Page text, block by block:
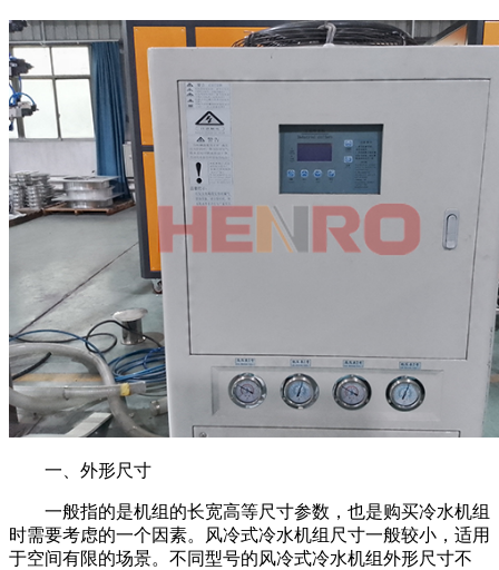
一、外形尺寸
一般指的是机组的长宽高等尺寸参数，也是购买冷水机组
时需要考虑的一个因素。风冷式冷水机组尺寸一般较小，适用
于空间有限的场景。不同型号的风冷式冷水机组外形尺寸不